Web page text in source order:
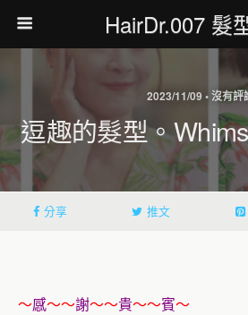
HairDr.007 髮
2023/11/09 • 沒有評
逗趣的髮型。
分享 推文
～感～～謝～～貴～～賓～